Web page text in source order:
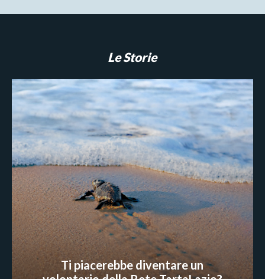
Le Storie
Ti piacerebbe diventare un